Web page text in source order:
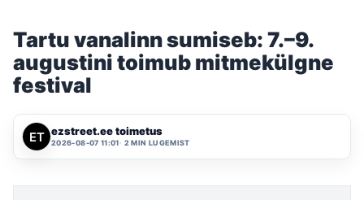
Tartu vanalinn sumiseb: 7.–9.
augustini toimub mitmekülgne
festival
ezstreet.ee toimetus
2026-08-07 11:01 2 MIN LUGEMIST